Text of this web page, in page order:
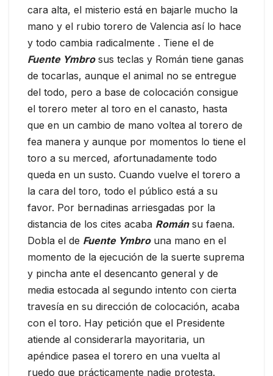
cara alta, el misterio está en bajarle mucho la
mano y el rubio torero de Valencia así lo hace
y todo cambia radicalmente . Tiene el de
Fuente Ymbrosus teclas y Román tiene ganas
de tocarlas, aunque el animal no se entregue
del todo, pero a base de colocación consigue
el torero meter al toro en el canasto, hasta
que en un cambio de mano voltea al torero de
fea manera y aunque por momentos lo tiene el
toro a su merced, afortunadamente todo
queda en un susto. Cuando vuelve el torero a
la cara del toro, todo el público está a su
favor. Por bernadinas arriesgadas por la
distancia de los cites acaba Románsu faena.
Dobla el de Fuente Ymbrouna mano en el
momento de la ejecución de la suerte suprema
y pincha ante el desencanto general y de
media estocada al segundo intento con cierta
travesía en su dirección de colocación, acaba
con el toro. Hay petición que el Presidente
atiende al considerarla mayoritaria, un
apéndice pasea el torero en una vuelta al
ruedo que prácticamente nadie protesta.